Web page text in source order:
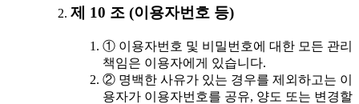
제 10 조 (이용자번호 등)
① 이용자번호 및 비밀번호에 대한 모든 관리
책임은 이용자에게 있습니다.
② 명백한 사유가 있는 경우를 제외하고는 이
용자가 이용자번호를 공유, 양도 또는 변경할